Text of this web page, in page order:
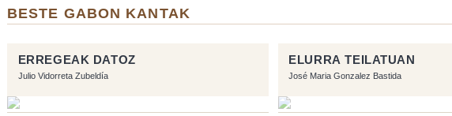
BESTE GABON KANTAK
ERREGEAK DATOZ
Julio Vidorreta Zubeldía
ELURRA TEILATUAN
José Maria Gonzalez Bastida